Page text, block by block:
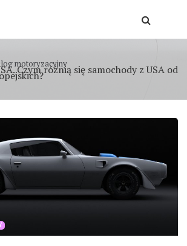
motoryzacyjny
Czym różnią się samochody z USA od